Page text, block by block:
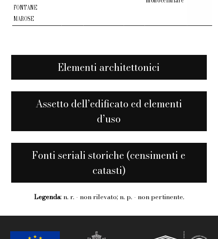
FONTANE
MAROSE
Elementi architettonici
Assetto dell’edificato ed elementi
d’uso
Fonti seriali storiche (censimenti e
catasti)
Legenda: n. r. - non rilevato; n. p. - non pertinente.